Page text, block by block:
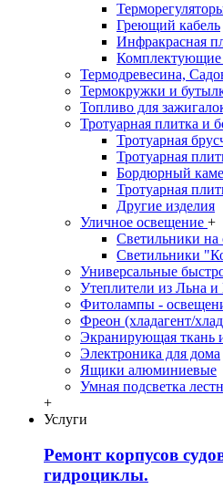
Греющий кабель
Инфракрасная
Комплектующие
Термодревесина,
Термокружки и
Топливо для
Тротуарная плитка и
Тротуарная
Тротуарная
Бордюрный
Тротуарная
Другие изделия
Уличное освещение +
Светильники на
Светильники
Универсальные
Утеплители из Льна
Фитолампы -
Фреон (хладагент/
Экранирующая ткань
Электроника для дома
Ящики алюминиевые
Умная подсветка
+
Услуги
Ремонт корпусов
гидроциклы.